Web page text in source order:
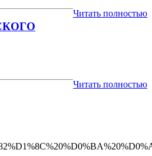
Читать полностью
Читать полностью